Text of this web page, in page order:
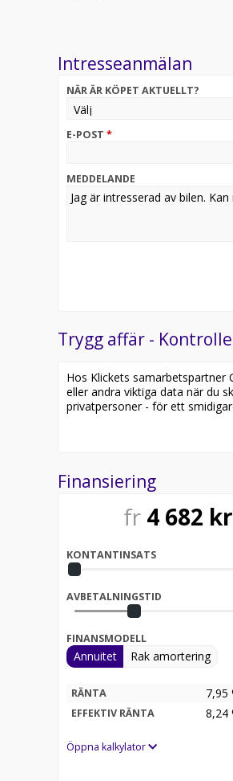
Intresseanmälan
NÄR ÄR KÖPET AKTUELLT?
E-POST *
MEDDELANDE
Trygg affär -
Hos Klickets samarbetspartner
eller andra viktiga data när du
privatpersoner - för ett
Finansiering
fr 4 682
KONTANTINSATS
AVBETALNINGSTID
FINANSMODELL
Annuitet Rak amortering
RÄNTA 7,95
EFFEKTIV RÄNTA 8,24
Öppna kalkylator